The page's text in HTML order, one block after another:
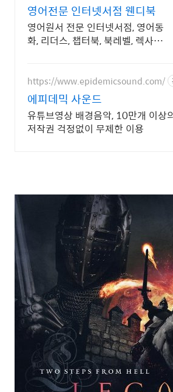
영어전문 인터넷서점 웬디북
영어원서 전문 인터넷서점, 영어동
화, 리더스, 챕터북, 북레벨, 렉사일지
https://www.epidemicsound.com/
에피데믹 사운드
유튜브영상 배경음악, 10만개 이상
저작권 걱정없이 무제한 이용